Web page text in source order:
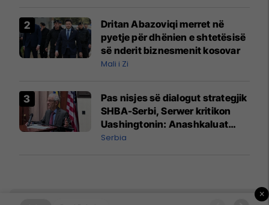
Dritan Abazoviqi merret në
pyetje për dhënien e shtetësisë
së nderit biznesmenit kosovar
Mali i Zi
Pas nisjes së dialogut strategjik
SHBA-Serbi, Serwer kritikon
Uashingtonin: Anashkaluat
Banjskën, sulmin ndaj KFOR-it
Serbia
×